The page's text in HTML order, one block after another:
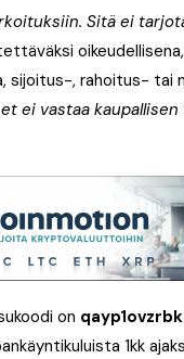
Sitä ei
oikeudellisena,
sijoitus-, rahoitus- tai
ei vastaa
on
1kk